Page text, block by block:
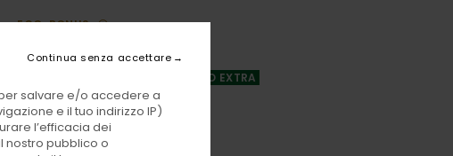
ECO-BONUS
25,00 €
DOPPIA OFFERTA 25% DI SCONTO EXTRA
ColoriOff Black
salvare e/o accedere a
e il tuo indirizzo IP)
l’efficacia dei
nostro pubblico o
Continua senza accettare